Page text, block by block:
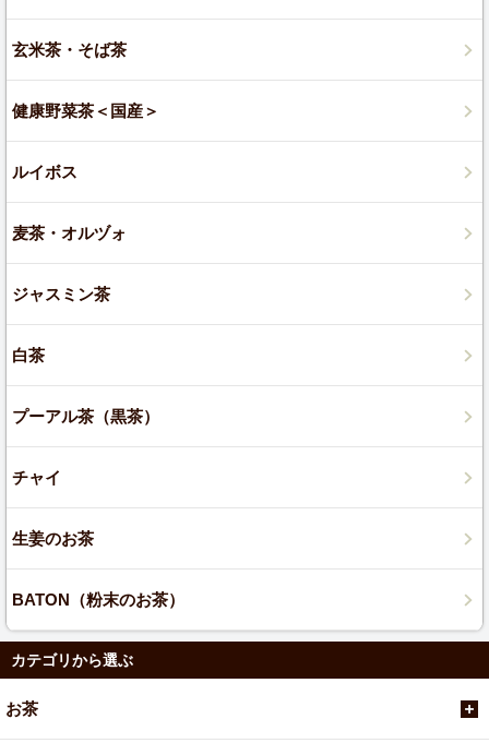
玄米茶・そば茶
健康野菜茶＜国産＞
ルイボス
麦茶・オルヅォ
ジャスミン茶
白茶
プーアル茶（黒茶）
チャイ
生姜のお茶
BATON（粉末のお茶）
カテゴリから選ぶ
お茶